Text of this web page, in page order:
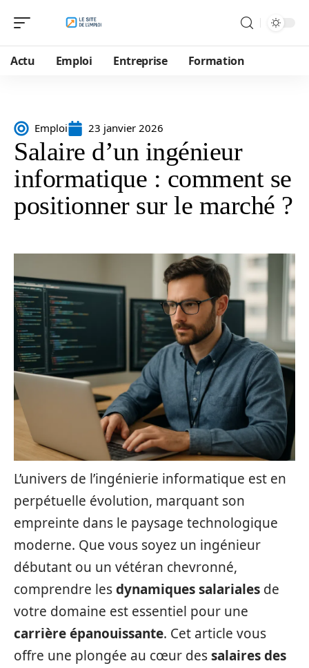
Actu Emploi Entreprise Formation
Emploi 23 janvier 2026
Salaire d’un ingénieur
informatique : comment se
positionner sur le marché ?
L’univers de l’ingénierie informatique est en
perpétuelle évolution, marquant son
empreinte dans le paysage technologique
moderne. Que vous soyez un ingénieur
débutant ou un vétéran chevronné,
comprendre lesdynamiques salariales de
votre domaine est essentiel pour une
carrière épanouissante. Cet article vous
offre une plongée au cœur dessalaires des